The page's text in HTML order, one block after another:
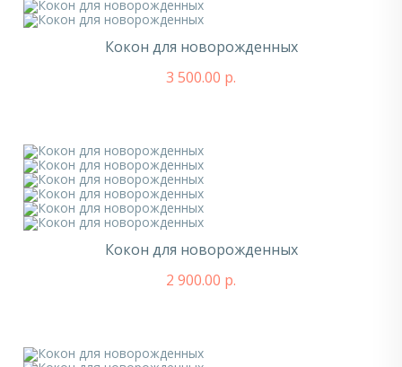
Кокон для новорожденных
3 500.00 р.
Кокон для новорожденных
2 900.00 р.